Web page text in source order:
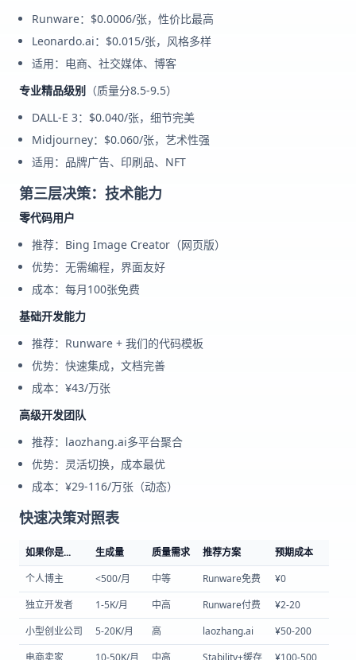
Runware：$0.0006/张，性价比最高
Leonardo.ai：$0.015/张，风格多样
适用：电商、社交媒体、博客
专业精品级别 （质量分8.5-9.5）
DALL-E 3：$0.040/张，细节完美
Midjourney：$0.060/张，艺术性强
适用：品牌广告、印刷品、NFT
第三层决策：技术能力
零代码用户
推荐：Bing Image Creator（网页版）
优势：无需编程，界面友好
成本：每月100张免费
基础开发能力
推荐：Runware + 我们的代码模板
优势：快速集成，文档完善
成本：¥43/万张
高级开发团队
推荐：laozhang.ai多平台聚合
优势：灵活切换，成本最优
成本：¥29-116/万张（动态）
快速决策对照表
如果你是... 生成量 质量需求 推荐方案
预期成本
个人博主
<500/月 中等 Runware免费
¥0
独立开发者
1-5K/月 中高 Runware付费
¥2-20
小型创业公司
5-20K/月 高 laozhang.ai
¥50-200
电商卖家
10-50K/月 中高 Stability+缓存 ¥100-500